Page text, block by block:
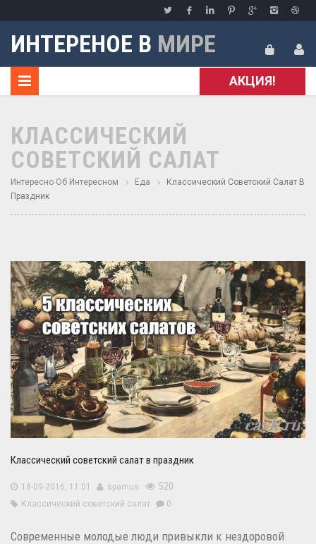
ИНТЕРЕНОЕ В МИРЕ
АКЦИЯ!
КЛАССИЧЕСКИЙ
СОВЕТСКИЙ САЛАТ
Интересно Об Интересном Еда
Классический Советский Салат В
Праздник
Классический советский салат в праздник
18-09-2016, 11:01 spamus 520
Классический советский салат 0
Современные молодые люди привыкли к нездоровой